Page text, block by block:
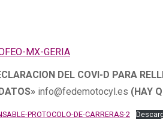
MX-GERIA
DEL COVI-D PARA
info@fedemotocyl.es (HAY
PROTOCOLO-DE-CARRERAS-2